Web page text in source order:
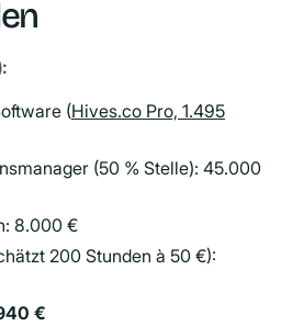
(Hives.co Pro, 1.495
(50 % Stelle): 45.000
8.000 €
200 Stunden à 50 €):
€